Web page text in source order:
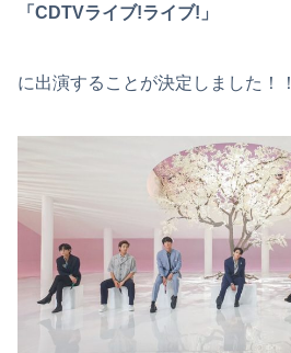
「CDTVライブ!ライブ!」
に出演することが決定しました！！